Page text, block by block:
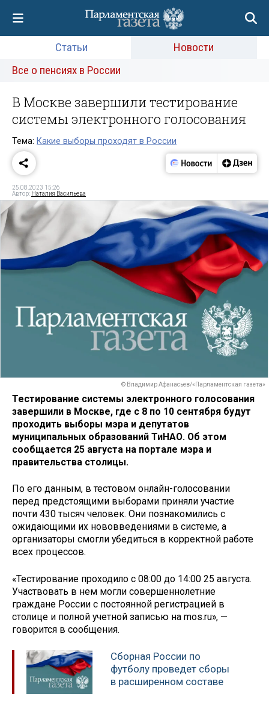
Статьи
Новости
Все о пенсиях в России
В Москве завершили тестирование
системы электронного голосования
Тема: Какие выборы проходят в России
25.08.2023 15:26
Автор: Наталия Васильева
© Владимир Афанасьев/«Парламентская газета»
Тестирование системы электронного голосования
завершили в Москве, где с 8 по 10 сентября будут
проходить выборы мэра и депутатов
муниципальных образований ТиНАО. Об этом
сообщается 25 августа на портале мэра и
правительства столицы.
По его данным, в тестовом онлайн-голосовании
перед предстоящими выборами приняли участие
почти 430 тысяч человек. Они познакомились с
ожидающими их нововведениями в системе, а
организаторы смогли убедиться в корректной работе
всех процессов.
«Тестирование проходило с 08:00 до 14:00 25 августа.
Участвовать в нем могли совершеннолетние
граждане России с постоянной регистрацией в
столице и полной учетной записью на mos.ru», —
говорится в сообщения.
Сборная России по
футболу проведет сборы
в расширенном составе